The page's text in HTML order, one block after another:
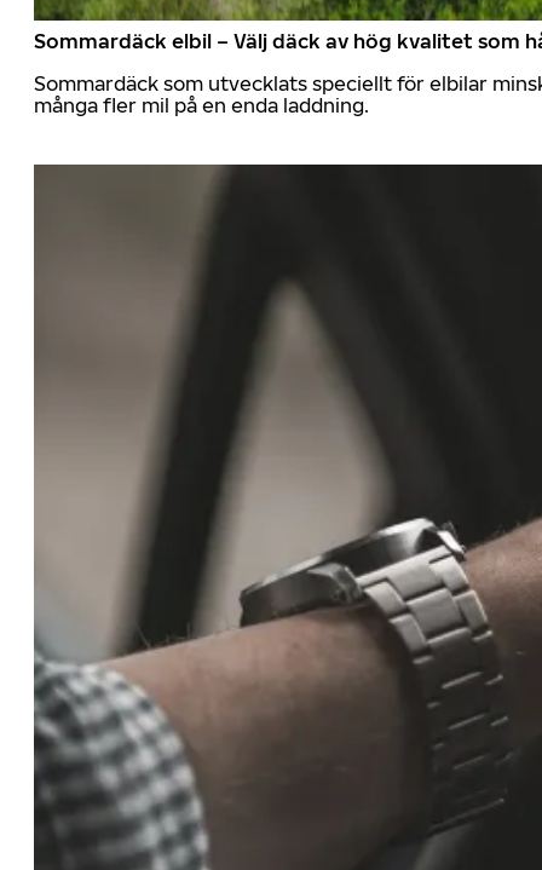
Sommardäck elbil – Välj däck av hög kvalitet som
Sommardäck som utvecklats speciellt för elbilar
många fler mil på en enda laddning.